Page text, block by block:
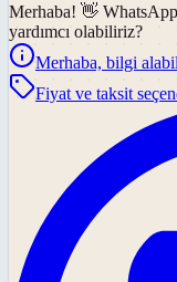
Merhaba! 👋
yardımcı olabiliriz?
Merhaba, bilgi
Fiyat ve taksit